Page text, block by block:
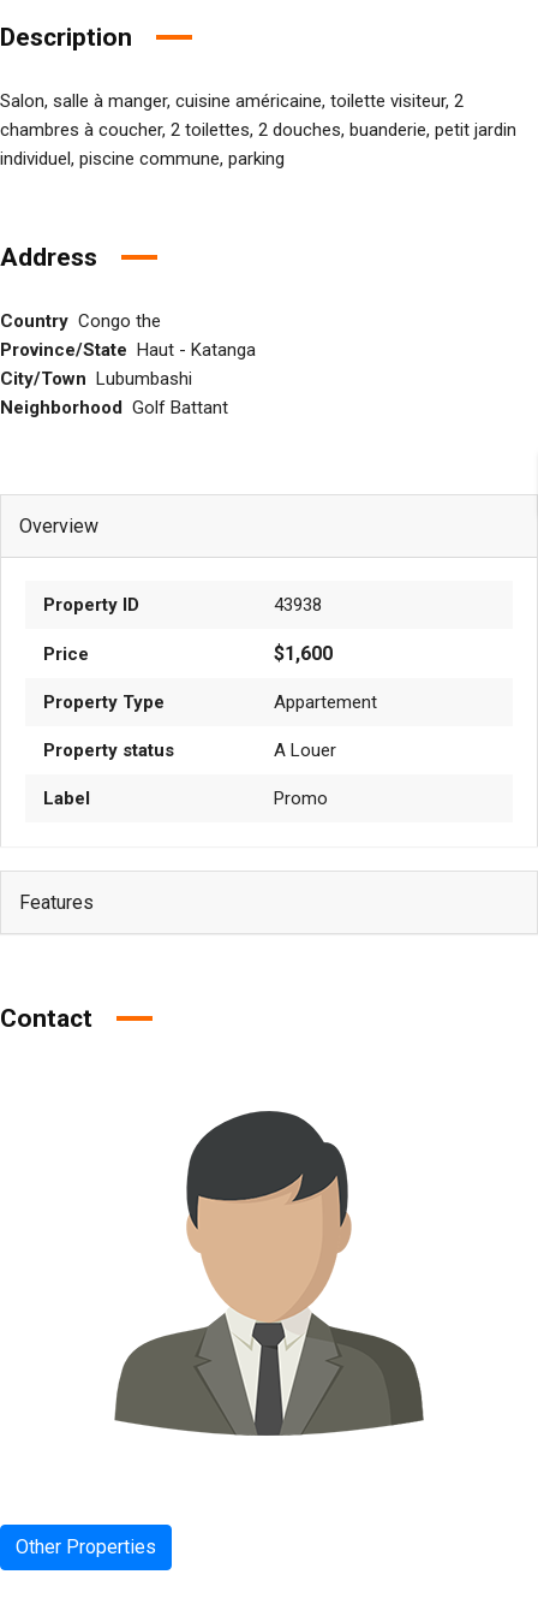
Description
Salon, salle à manger, cuisine américaine, toilette visiteur, 2
chambres à coucher, 2 toilettes, 2 douches, buanderie, petit jardin
individuel, piscine commune, parking
Address
Country Congo the
Province/State Haut - Katanga
City/Town Lubumbashi
Neighborhood Golf Battant
Overview
Property ID 43938
Price $1,600
Property Type Appartement
Property status A Louer
Label Promo
Features
Contact
Other Properties